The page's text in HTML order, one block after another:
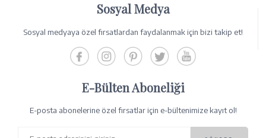
Sosyal Medya
Sosyal medyaya özel fırsatlardan faydalanmak için bizi takip et!
E-Bülten Aboneliği
E-posta abonelerine özel fırsatlar için e-bültenimize kayıt ol!